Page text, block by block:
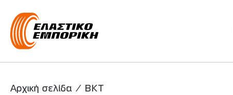
Main Navigation
Αρχική σελίδα / BKT